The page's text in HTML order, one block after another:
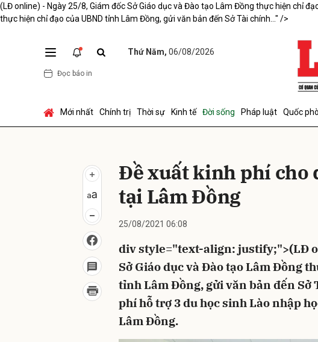
(LĐ online) - Ngày 25/8, Giám đốc Sở Giáo dục và Đào tạo Lâm Đồng thực hiện chỉ
thực hiện chỉ đạo của UBND tỉnh Lâm Đồng, gửi văn bản đến Sở Tài chính..." />
Thứ Năm, 06/08/2026
Đọc báo in
Mới nhất Chính trị Thời sự Kinh tế Đời sống Pháp luật Quốc
Đề xuất kinh phí cho
tại Lâm Đồng
25/08/2021 06:08
div style="text-align: justify;">(LĐ
Sở Giáo dục và Đào tạo Lâm Đồng
tỉnh Lâm Đồng, gửi văn bản đến
phí hỗ trợ 3 du học sinh Lào nhập
Lâm Đồng.
Gửi bình